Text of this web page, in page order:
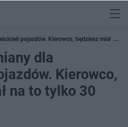
pojazdów. Kierowco, będziesz miał na to
dla
Kierowco,
na to tylko 30